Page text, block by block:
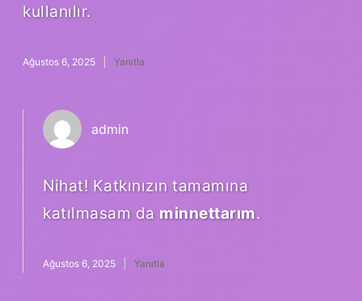
kullanılır.
Ağustos 6, 2025 Yanıtla
admin
Nihat! Katkınızın tamamına
katılmasam da minnettarım.
Ağustos 6, 2025 Yanıtla